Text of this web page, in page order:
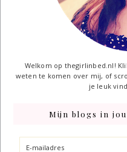
Welkom op thegirlinbed.nl!
weten te komen over mij, of
je leuk
Mijn blogs in
E-
mailadres